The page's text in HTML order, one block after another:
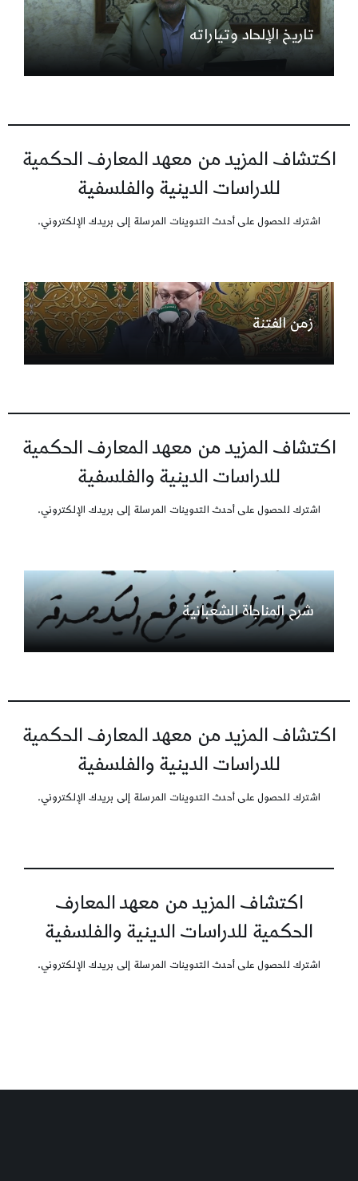
تاريخ الإلحاد وتياراته
اكتشاف المزيد من معهد المعارف الحكمية
للدراسات الدينية والفلسفية
اشترك للحصول على أحدث التدوينات المرسلة إلى بريدك الإلكتروني.
زمن الفتنة
اكتشاف المزيد من معهد المعارف الحكمية
للدراسات الدينية والفلسفية
اشترك للحصول على أحدث التدوينات المرسلة إلى بريدك الإلكتروني.
شرح المناجاة الشعبانية
اكتشاف المزيد من معهد المعارف الحكمية
للدراسات الدينية والفلسفية
اشترك للحصول على أحدث التدوينات المرسلة إلى بريدك الإلكتروني.
اكتشاف المزيد من معهد المعارف
الحكمية للدراسات الدينية والفلسفية
اشترك للحصول على أحدث التدوينات المرسلة إلى بريدك الإلكتروني.